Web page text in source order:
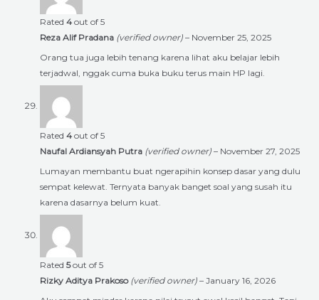
Rated 4 out of 5
Reza Alif Pradana (verified owner) – November 25, 2025
Orang tua juga lebih tenang karena lihat aku belajar lebih
terjadwal, nggak cuma buka buku terus main HP lagi.
Rated 4 out of 5
Naufal Ardiansyah Putra (verified owner) – November 27, 2025
Lumayan membantu buat ngerapihin konsep dasar yang dulu
sempat kelewat. Ternyata banyak banget soal yang susah itu
karena dasarnya belum kuat.
Rated 5out of 5
Rizky Aditya Prakoso (verified owner) – January 16, 2026